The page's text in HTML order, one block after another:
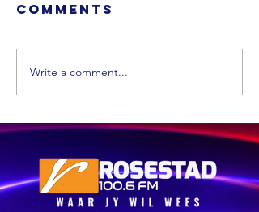
'n Suid-
Afrikaanse
mediese
geskiedenis
Comments
Write a comment...